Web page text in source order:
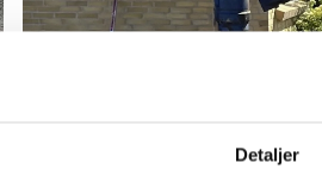
Detaljer